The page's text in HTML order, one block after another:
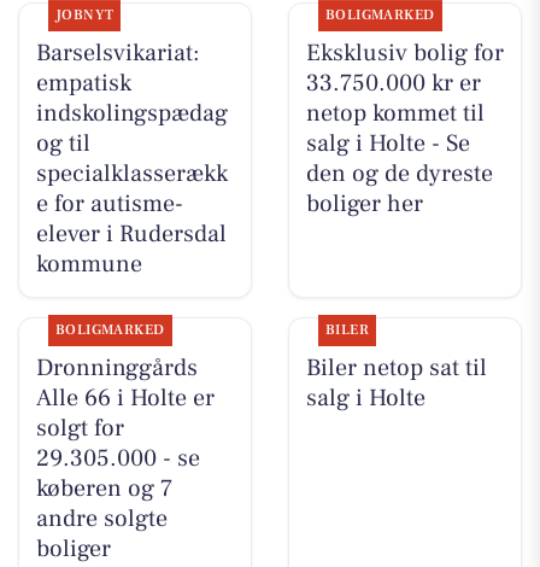
JOBNYT
Barselsvikariat:
empatisk
indskolingspædag
og til
specialklasserækk
e for autisme-
elever i Rudersdal
kommune
BOLIGMARKED
Eksklusiv bolig for
33.750.000 kr er
netop kommet til
salg i Holte - Se
den og de dyreste
boliger her
BOLIGMARKED
Dronninggårds
Alle 66 i Holte er
solgt for
29.305.000 - se
køberen og 7
andre solgte
boliger
BILER
Biler netop sat til
salg i Holte